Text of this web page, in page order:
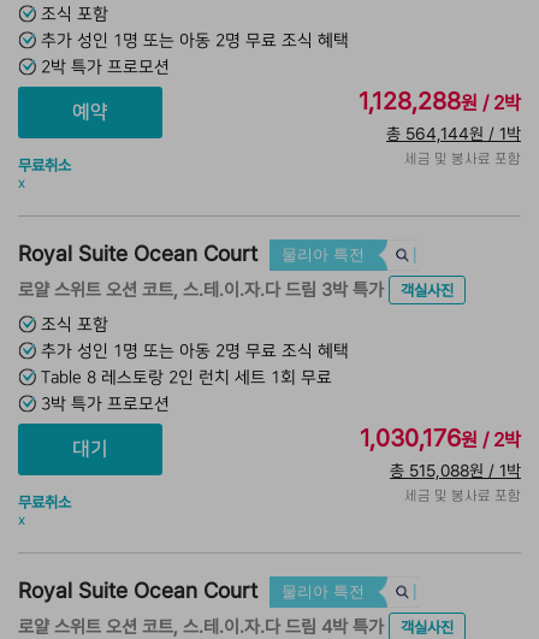
조식 포함
추가 성인 1명 또는 아동 2명 무료 조식 혜택
2박 특가 프로모션
무료취소
x
1,128,288원 / 2박
총 564,144원 / 1박
세금 및 봉사료 포함
Royal Suite Ocean Court 물리아 특전
로얄 스위트 오션 코트, 스.테.이.자.다 드림 3박 특가
객실사진
조식 포함
추가 성인 1명 또는 아동 2명 무료 조식 혜택
Table 8 레스토랑 2인 런치 세트 1회 무료
3박 특가 프로모션
무료취소
x
1,030,176원 / 2박
총 515,088원 / 1박
세금 및 봉사료 포함
Royal Suite Ocean Court 물리아 특전
로얄 스위트 오션 코트, 스.테.이.자.다 드림 4박 특가
객실사진